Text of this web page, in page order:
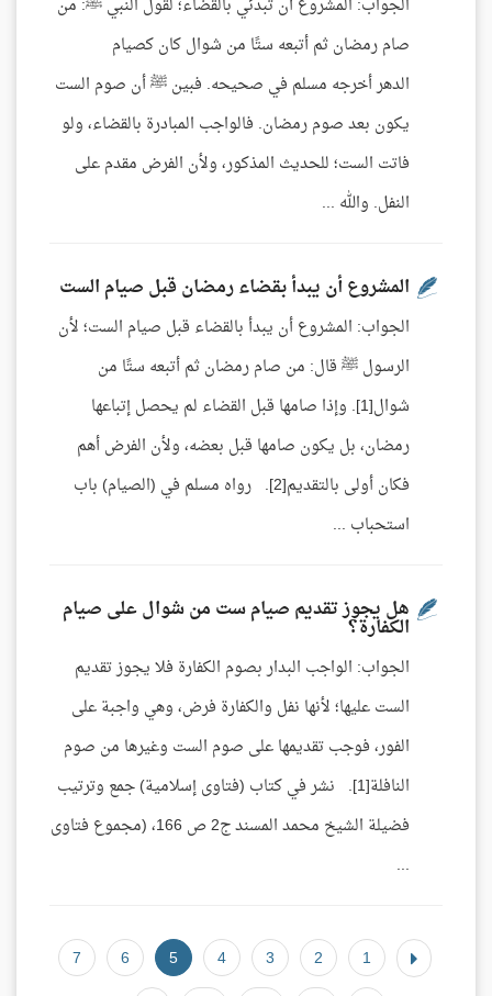
الجواب: المشروع أن تبدئي بالقضاء؛ لقول النبي ﷺ: من
صام رمضان ثم أتبعه ستًا من شوال كان كصيام
الدهر أخرجه مسلم في صحيحه. فبين ﷺ أن صوم الست
يكون بعد صوم رمضان. فالواجب المبادرة بالقضاء، ولو
فاتت الست؛ للحديث المذكور، ولأن الفرض مقدم على
النفل. والله ...
المشروع أن يبدأ بقضاء رمضان قبل صيام الست
الجواب: المشروع أن يبدأ بالقضاء قبل صيام الست؛ لأن
الرسول ﷺ قال: من صام رمضان ثم أتبعه ستًا من
شوال[1]. وإذا صامها قبل القضاء لم يحصل إتباعها
رمضان، بل يكون صامها قبل بعضه، ولأن الفرض أهم
فكان أولى بالتقديم[2]. رواه مسلم في (الصيام) باب
استحباب ...
هل يجوز تقديم صيام ست من شوال على صيام
الكفارة؟
الجواب: الواجب البدار بصوم الكفارة فلا يجوز تقديم
الست عليها؛ لأنها نفل والكفارة فرض، وهي واجبة على
الفور، فوجب تقديمها على صوم الست وغيرها من صوم
النافلة[1]. نشر في كتاب (فتاوى إسلامية) جمع وترتيب
فضيلة الشيخ محمد المسند ج2 ص 166، (مجموع فتاوى
...
1
2
3
4
5
6
7